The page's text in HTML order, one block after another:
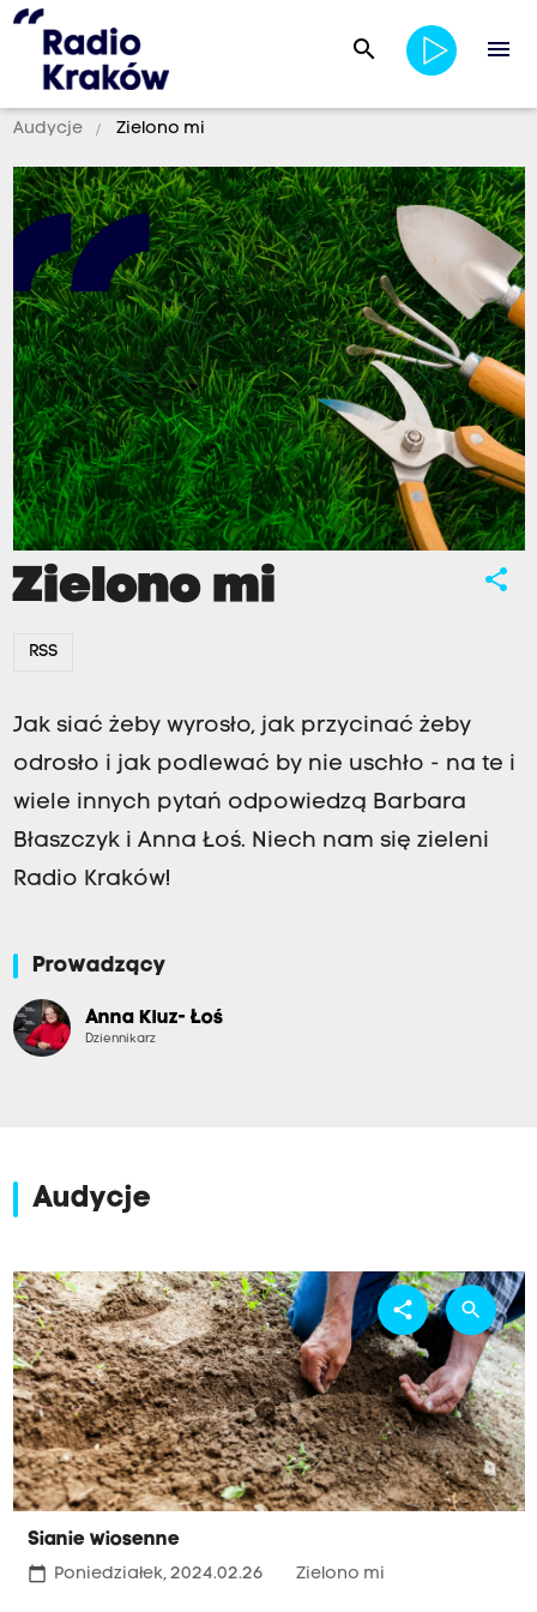
search menu
Audycje Zielono mi
share
Zielono mi
RSS
Jak siać żeby wyrosło, jak przycinać żeby
odrosło i jak podlewać by nie uschło - na te i
wiele innych pytań odpowiedzą Barbara
Błaszczyk i Anna Łoś. Niech nam się zieleni
Radio Kraków!
Prowadzący
Anna Kluz- Łoś
Dziennikarz
Audycje
Sianie wiosenne
calendar_today Poniedziałek, 2024.02.26 Zielono mi
share search